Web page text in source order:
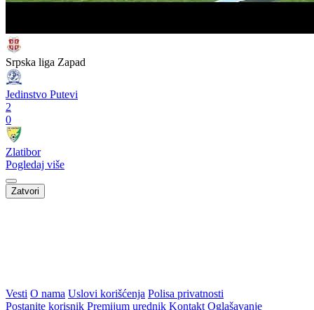
Srpska liga Zapad
Jedinstvo Putevi
2
0
Zlatibor
Pogledaj više
Zatvori
Vesti O nama Uslovi korišćenja Polisa privatnosti
Postanite korisnik Premijum urednik Kontakt Oglašavanje